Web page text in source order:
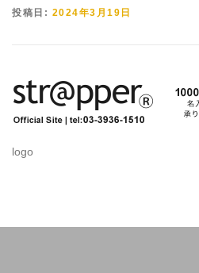
投稿日: 2024年3月19日
logo